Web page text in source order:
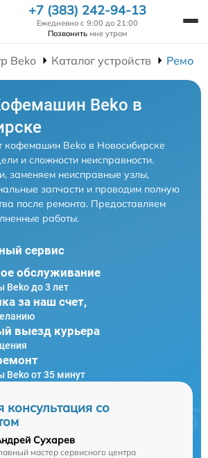
+7 (383) 242-94-13
Ежедневно с 9:00 до 21:00
Позвонить мне утром
Beko Каталог устройств
Beko в
кофемашин Beko в Новосибирске
и сложности неисправности.
заменяем неисправные узлы,
запчасти и проводим полную
после ремонта. Предоставляем
работы.
сервис
обслуживание
до 3 лет
за наш счет,
выезд курьера
от 35 минут
консультация со
Сухарев
мастер сервисного центра